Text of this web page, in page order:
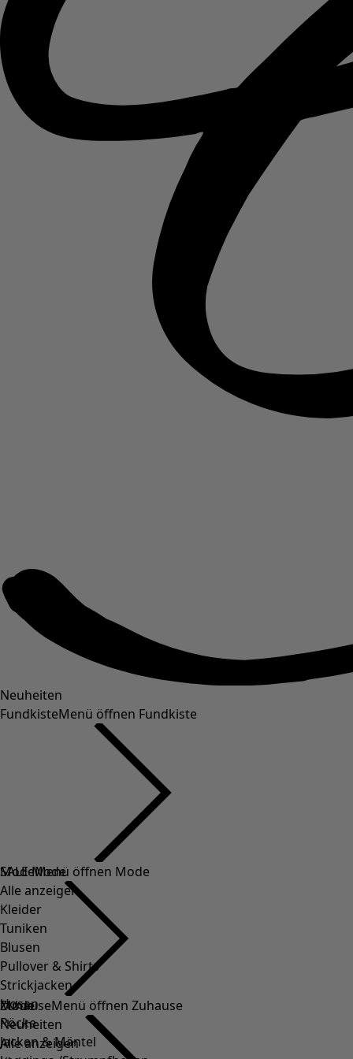
Neuheiten
FundkisteMenü öffnen Fundkiste
SALE Mode
Alle anzeigen
Kleider
Tuniken
Blusen
Pullover & Shirts
Strickjacken
Hosen
Röcke
Jacken & Mäntel
ModeMenü öffnen Mode
Mode
Neuheiten
Alle anzeigen
ZuhauseMenü öffnen Zuhause